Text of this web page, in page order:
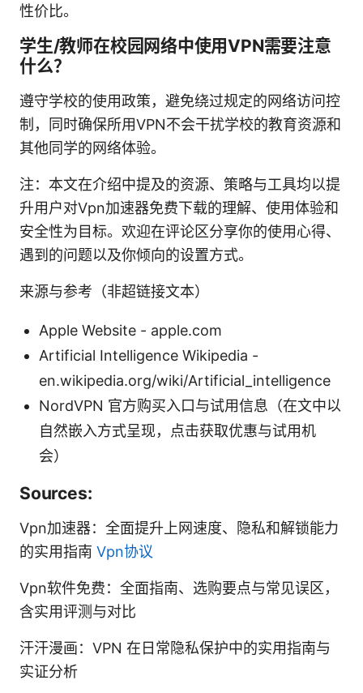
性价比。
学生/教师在校园网络中使用VPN需要注意
什么？
遵守学校的使用政策，避免绕过规定的网络访问控
制，同时确保所用VPN不会干扰学校的教育资源和
其他同学的网络体验。
注：本文在介绍中提及的资源、策略与工具均以提
升用户对Vpn加速器免费下载的理解、使用体验和
安全性为目标。欢迎在评论区分享你的使用心得、
遇到的问题以及你倾向的设置方式。
来源与参考（非超链接文本）
Apple Website - apple.com
Artificial Intelligence Wikipedia -
en.wikipedia.org/wiki/Artificial_intelligence
NordVPN 官方购买入口与试用信息（在文中以
自然嵌入方式呈现，点击获取优惠与试用机
会）
Sources:
Vpn加速器：全面提升上网速度、隐私和解锁能力
的实用指南 Vpn协议
Vpn软件免费：全面指南、选购要点与常见误区，
含实用评测与对比
汗汗漫画：VPN 在日常隐私保护中的实用指南与
实证分析